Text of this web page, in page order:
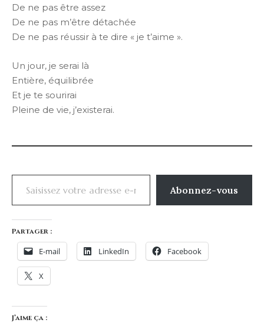
De ne pas être assez
De ne pas m’être détachée
De ne pas réussir à te dire « je t’aime ».
Un jour, je serai là
Entière, équilibrée
Et je te sourirai
Pleine de vie, j’existerai.
Saisissez votre adresse e-mail…
Abonnez-vous
Partager :
E-mail LinkedIn Facebook
X
J’aime ça :